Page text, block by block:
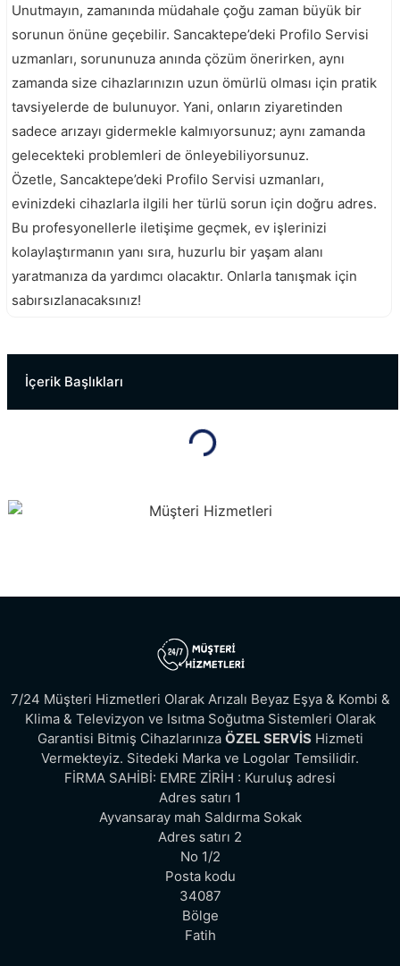
Unutmayın, zamanında müdahale çoğu zaman büyük bir
sorunun önüne geçebilir. Sancaktepe’deki Profilo Servisi
uzmanları, sorununuza anında çözüm önerirken, aynı
zamanda size cihazlarınızın uzun ömürlü olması için pratik
tavsiyelerde de bulunuyor. Yani, onların ziyaretinden
sadece arızayı gidermekle kalmıyorsunuz; aynı zamanda
gelecekteki problemleri de önleyebiliyorsunuz.
Özetle, Sancaktepe’deki Profilo Servisi uzmanları,
evinizdeki cihazlarla ilgili her türlü sorun için doğru adres.
Bu profesyonellerle iletişime geçmek, ev işlerinizi
kolaylaştırmanın yanı sıra, huzurlu bir yaşam alanı
yaratmanıza da yardımcı olacaktır. Onlarla tanışmak için
sabırsızlanacaksınız!
İçerik Başlıkları
7/24 Müşteri Hizmetleri Olarak Arızalı Beyaz Eşya & Kombi &
Klima & Televizyon ve Isıtma Soğutma Sistemleri Olarak
Garantisi Bitmiş Cihazlarınıza ÖZEL SERVİSHizmeti
Vermekteyiz. Sitedeki Marka ve Logolar Temsilidir.
FİRMA SAHİBİ: EMRE ZİRİH : Kuruluş adresi
Adres satırı 1
Ayvansaray mah Saldırma Sokak
Adres satırı 2
No 1/2
Posta kodu
34087
Bölge
Fatih